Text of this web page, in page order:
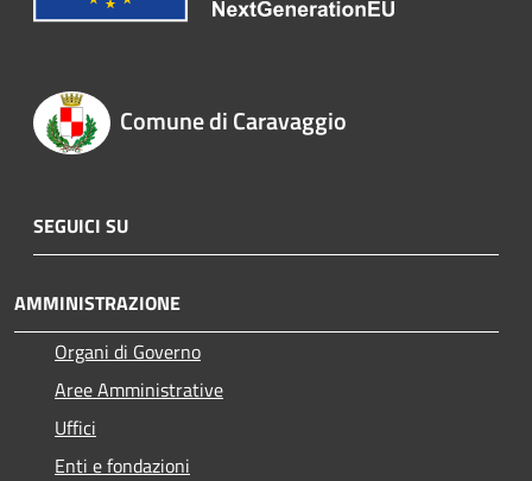
Comune di Caravaggio
SEGUICI SU
AMMINISTRAZIONE
Organi di Governo
Aree Amministrative
Uffici
Enti e fondazioni